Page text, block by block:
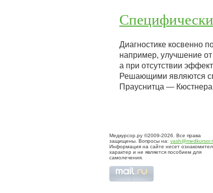
Диагностике косвенно
например, улучшение от
а при отсутствии
Решающими являются
Прауснитца —
Медкурсор.ру ©2009-2026. Все права
защищены. Вопросы на:
Информация на сайте несет
характер и не является пособием для
самолечения.